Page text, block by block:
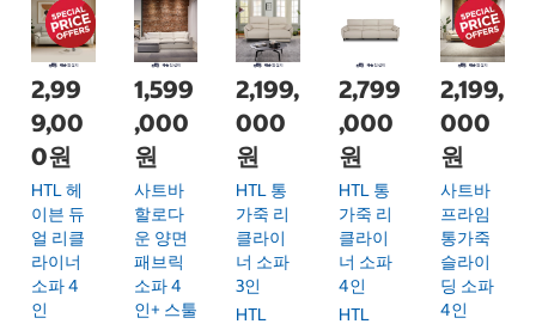
2,99
9,00
0원
HTL 헤
이븐 듀
얼 리클
라이너
소파 4
인
1,599
,000
원
사트바
할로다
운 양면
패브릭
소파 4
인+ 스툴
2,199,
000
원
HTL 통
가죽 리
클라이
너 소파
3인
HTL
2,799
,000
원
HTL 통
가죽 리
클라이
너 소파
4인
HTL
2,199,
000
원
사트바
프라임
통가죽
슬라이
딩 소파
4인